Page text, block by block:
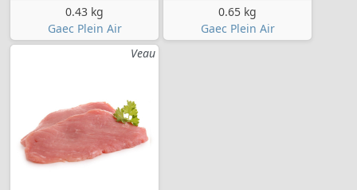
0.43 kg
Gaec Plein Air
0.65 kg
Gaec Plein Air
Veau